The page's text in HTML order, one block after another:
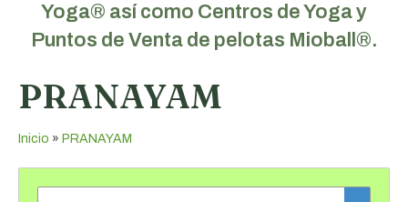
Yoga® así como Centros de Yoga y
Puntos de Venta de pelotas Mioball®.
PRANAYAM
Inicio » PRANAYAM